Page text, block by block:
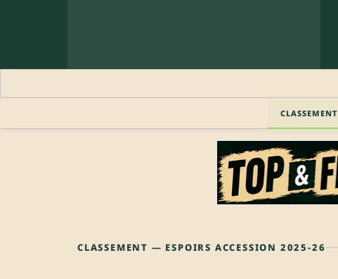
CLASSEMENT
CLASSEMENT — ESPOIRS ACCESSION 2025-26